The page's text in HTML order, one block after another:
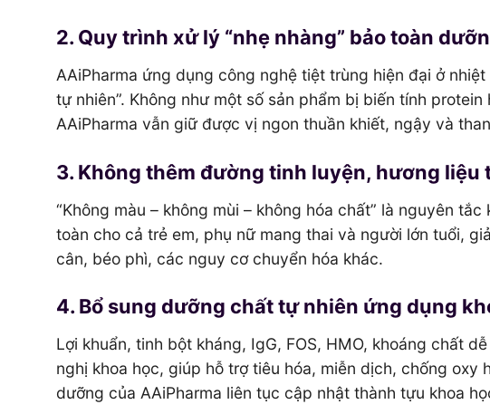
2. Quy trình xử lý “nhẹ nhàng” bảo toàn
AAiPharma ứng dụng công nghệ tiệt trùng hiện đại ở
tự nhiên”. Không như một số sản phẩm bị biến tính
AAiPharma vẫn giữ được vị ngon thuần khiết, ngậy và
3. Không thêm đường tinh luyện, hương liệu
“Không màu – không mùi – không hóa chất” là nguyên
toàn cho cả trẻ em, phụ nữ mang thai và người lớn tuổi,
cân, béo phì, các nguy cơ chuyển hóa khác.
4. Bổ sung dưỡng chất tự nhiên ứng dụng
Lợi khuẩn, tinh bột kháng, IgG, FOS, HMO, khoáng chất
nghị khoa học, giúp hỗ trợ tiêu hóa, miễn dịch, chống
dưỡng của AAiPharma liên tục cập nhật thành tựu khoa